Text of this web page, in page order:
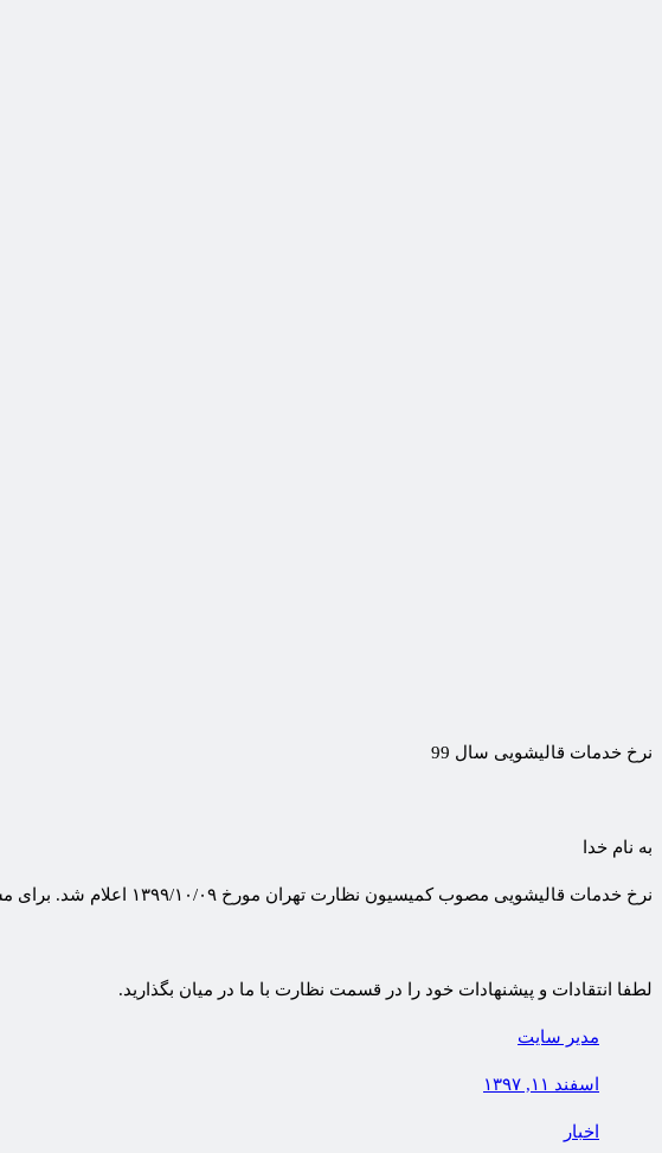
نرخ خدمات قالیشویی سال 99
به نام خدا
نرخ خدمات قالیشویی مصوب کمیسیون نظارت تهران مورخ ۱۳۹۹/۱۰/۰۹ اعلام شد. برای مشاهده نرخ نامه اعلام شده توسط کمسیون نظارت استان تهران از لینک زیر استفاده کنید.
لطفا انتقادات و پیشنهادات خود را در قسمت نظارت با ما در میان بگذارید.
مدیر سایت
اسفند ۱۱, ۱۳۹۷
اخبار